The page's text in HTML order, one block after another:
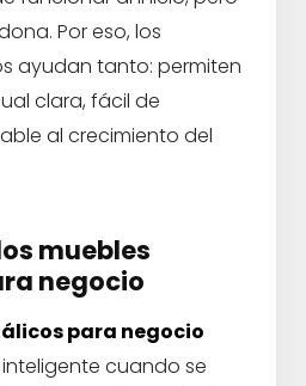
Por eso, los
ayudan tanto: permiten
clara, fácil de
al crecimiento del
muebles
negocio
para negocio
cuando se